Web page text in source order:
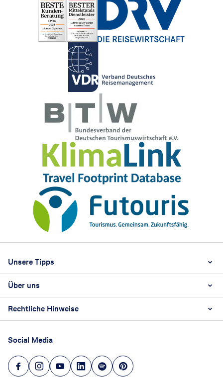
Unsere Tipps
Beste Reisezeit
Über uns
Karriere
Reisebüro Franchise-Partner werden
Unsere Unternehmenswerte
Rechtliche Hinweise
AGB
Datenschutz
Hinweisgeberschutz
Social Media